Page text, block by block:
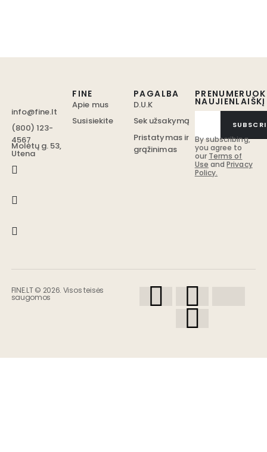
info@fine.lt
(800) 123-
4567
Molėtų g. 53,
Utena
PRENUMERUOK
NAUJIENLAIŠKĮ
By subscribing,
you agree to
our Terms of
Use andPrivacy
Policy.
FINE
Apie mus
Susisiekite
PAGALBA
D.U.K
Sek užsakymą
Pristatymas ir
grąžinimas
FINE.LT © 2026. Visos teisės
saugomos